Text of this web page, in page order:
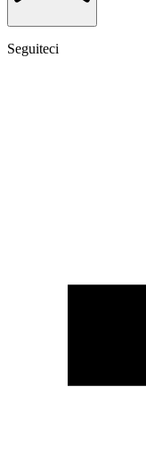
Seguiteci